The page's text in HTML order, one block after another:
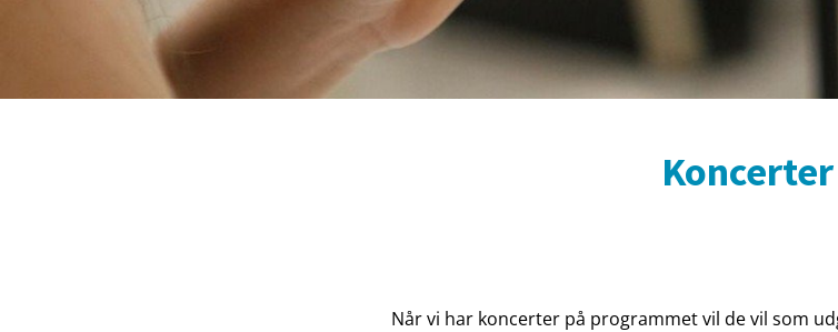
Koncerter
Når vi har koncerter på programmet vil de vil som